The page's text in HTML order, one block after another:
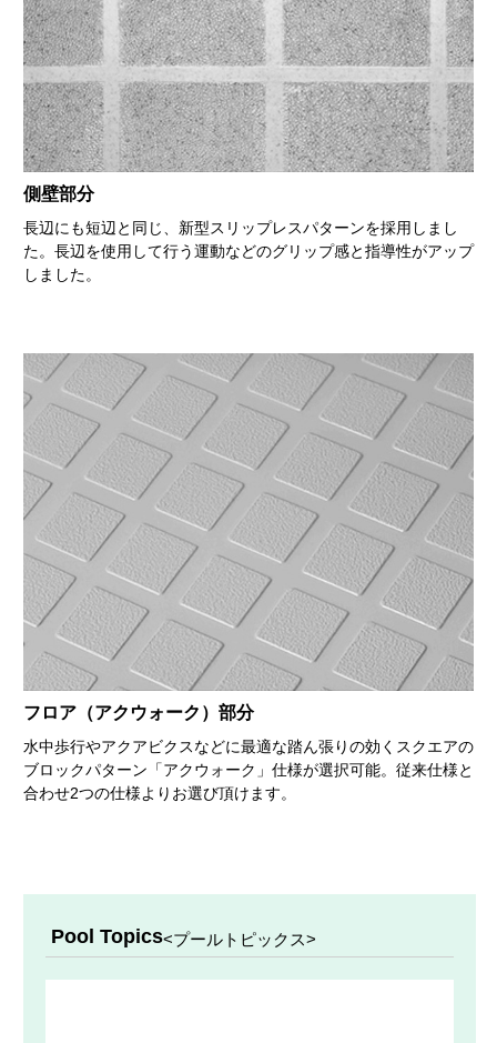
側壁部分
長辺にも短辺と同じ、新型スリップレスパターンを採用しまし
た。長辺を使用して行う運動などのグリップ感と指導性がアップ
しました。
フロア（アクウォーク）部分
水中歩行やアクアビクスなどに最適な踏ん張りの効くスクエアの
ブロックパターン「アクウォーク」仕様が選択可能。従来仕様と
合わせ2つの仕様よりお選び頂けます。
Pool Topics<プールトピックス>